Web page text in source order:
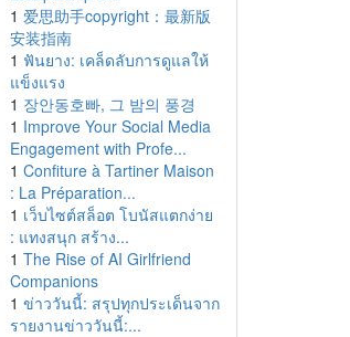
1 爱思助手copyright：最新版
安装指南
1 ฟันยาง: เคล็ดลับการดูแลให้
แข็งแรง
1 장안동호빠, 그 밤의 풍경
1 Improve Your Social Media
Engagement with Profe...
1 Confiture à Tartiner Maison
: La Préparation...
1 เว็บไซต์สล็อต โบนัสแตกง่าย
: แทงสนุก สร้าง...
1 The Rise of AI Girlfriend
Companions
1 ข่าววันนี้: สรุปทุกประเด็นจาก
รายงานข่าววันนี้:...